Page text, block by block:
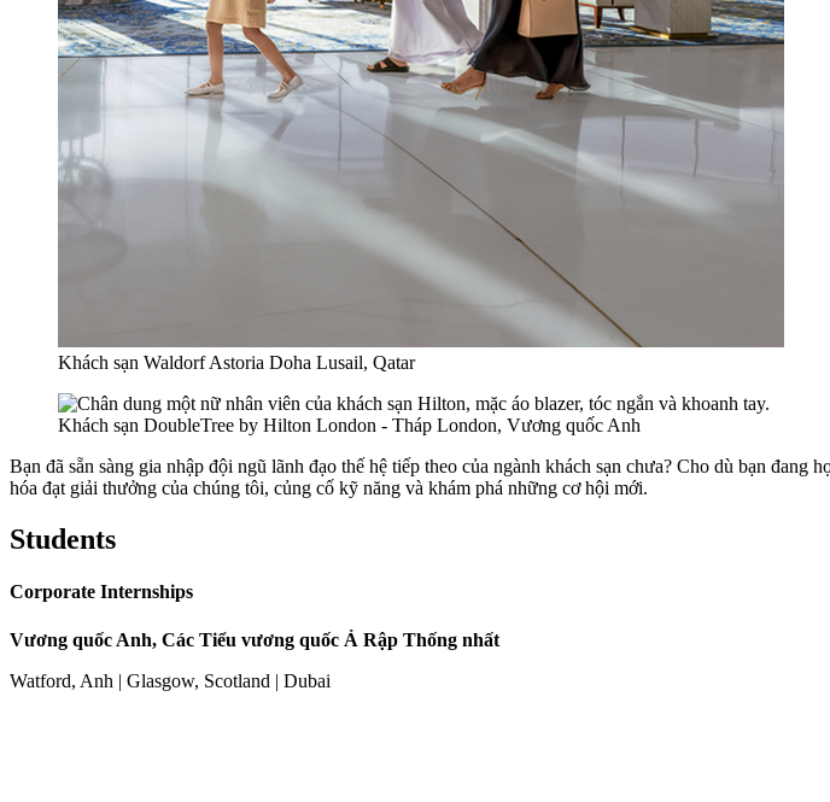
Khách sạn Waldorf Astoria Doha Lusail, Qatar
Khách sạn DoubleTree by Hilton London - Tháp London, Vương quốc Anh
Bạn đã sẵn sàng gia nhập đội ngũ lãnh đạo thế hệ tiếp theo của ngành khách sạn chưa? Cho dù bạn
hóa đạt giải thưởng của chúng tôi, củng cố kỹ năng và khám phá những cơ hội mới.
Students
Corporate Internships
Vương quốc Anh, Các Tiểu vương quốc Ả Rập Thống nhất
Watford, Anh | Glasgow, Scotland | Dubai